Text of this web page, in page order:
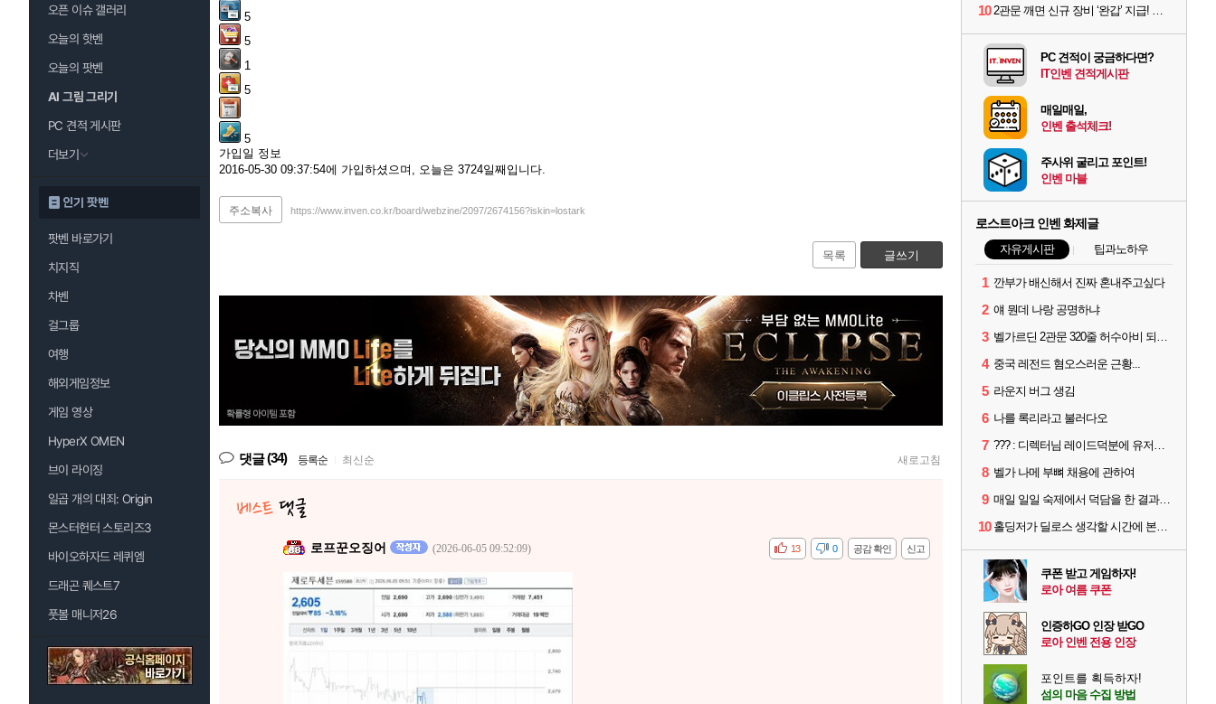
오픈 이슈 갤러리
오늘의 핫벤
오늘의 팟벤
AI 그림 그리기
PC 견적 게시판
더보기
인기 팟벤
팟벤 바로가기
치지직
차벤
걸그룹
여행
해외게임정보
게임 영상
HyperX OMEN
브이 라이징
일곱 개의 대죄: Origin
몬스터헌터 스토리즈3
바이오하자드 레퀴엠
드래곤 퀘스트7
풋볼 매니저26
5
5
1
5
5
가입일 정보
2016-05-30 09:37:54에 가입하셨으며, 오늘은 3724일째입니다.
주소복사 https://www.inven.co.kr/board/webzine/2097/2674156?iskin=lostark
목록 글쓰기
댓글(34) 등록순 최신순 새로고침
로프꾼오징어 (2026-06-05 09:52:09) 신고
공감 확인
비공감 0
13
10 2관문 깨면 신규 장비 ‘완갑’ 지급! 그림자 레이드 벨가르딘 공개
PC 견적이 궁금하다면?
IT인벤 견적게시판
매일매일,
인벤 출석체크!
주사위 굴리고 포인트!
인벤 마블
로스트아크 인벤 화제글
자유게시판 팁과노하우
1 깐부가 배신해서 진짜 혼내주고싶다
2 얘 뭔데 나랑 공명하냐
3 벨가르딘 2관문 320줄 허수아비 되는 버그ㄷㄷㄷㄷㄷ
4 중국 레전드 혐오스러운 근황...
5 라운지 버그 생김
6 나를 록리라고 불러다오
7 ??? : 디렉터님 레이드덕분에 유저들 민심이 좋아졌습니다
8 벨가 나메 부뼈 채용에 관하여
9 매일 일일 숙제에서 덕담을 한 결과.png
10 홀딩저가 딜로스 생각할 시간에 본인 스킬 사이클이나 제대로 굴려라
쿠폰 받고 게임하자!
로아 여름 쿠폰
인증하GO 인장 받GO
로아 인벤 전용 인장
포인트를 획득하자!
섬의 마음 수집 방법